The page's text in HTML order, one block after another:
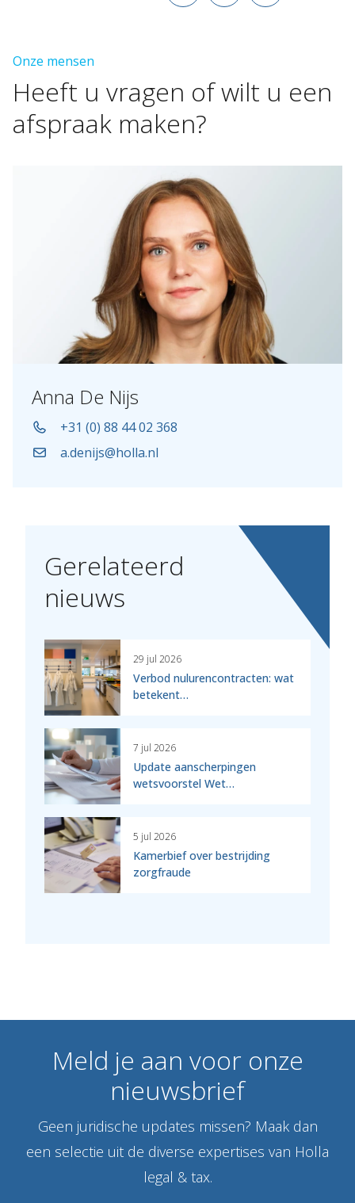
Onze mensen
Heeft u vragen ofwilt u een
afspraak maken?
Anna De Nijs
+31 (0) 88 44 02 368
a.denijs@holla.nl
Gerelateerd
nieuws
29 jul 2026
Verbod nulurencontracten: wat
betekent…
7 jul 2026
Update aanscherpingen
wetsvoorstel Wet…
5 jul 2026
Kamerbief over bestrijding
zorgfraude
Meld je aan voor onze
nieuwsbrief
Geen juridische updates missen? Maak dan
een selectie uit de diverse expertises van Holla
legal & tax.